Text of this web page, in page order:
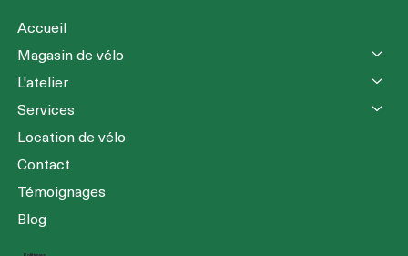
Accueil
Magasin de vélo
L'atelier
Services
Location de vélo
Contact
Témoignages
Blog